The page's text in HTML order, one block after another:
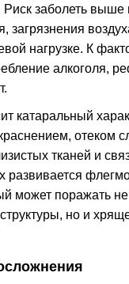
Риск заболеть
загрязнения
нагрузке. К
алкоголя,
катаральный
отеком
тканей и
развивается
может поражать
но и